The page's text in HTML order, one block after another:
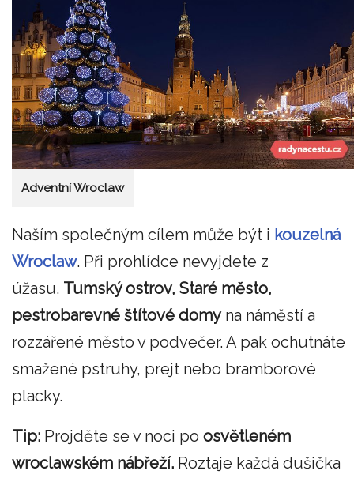
Adventní Wroclaw
Naším společným cílem může být i kouzelná
Wroclaw. Při prohlídce nevyjdete z
úžasu. Tumský ostrov, Staré město,
pestrobarevné štítové domyna náměstí a
rozzářené město v podvečer. A pak ochutnáte
smažené pstruhy, prejt nebo bramborové
placky.
Tip: Projděte se v noci po osvětleném
wroclawském nábřeží. Roztaje každá dušička